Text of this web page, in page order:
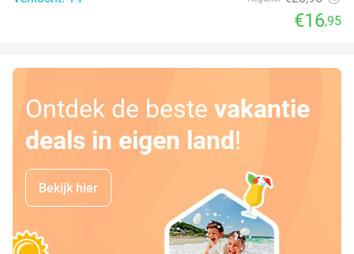
€16,95
Ontdek de beste vakantie
deals in eigen land!
Bekijk hier